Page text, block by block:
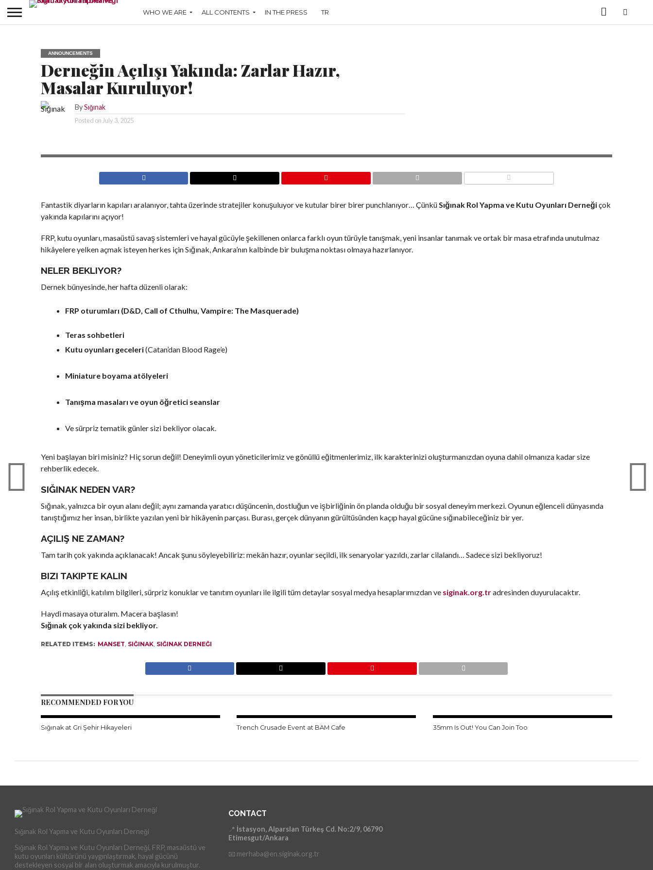
WHO WE ARE ALL CONTENTS IN THE PRESS TR
ANNOUNCEMENTS
Derneğin Açılışı Yakında: Zarlar Hazır,
Masalar Kuruluyor!
BySığınak
Posted on July 3, 2025
Fantastik diyarların kapıları aralanıyor, tahta üzerinde stratejiler konuşuluyor ve kutular birer birer punchlanıyor… ÇünküSığınak Rol Yapma ve Kutu Oyunları Derneğiçok
yakında kapılarını açıyor!
FRP, kutu oyunları, masaüstü savaş sistemleri ve hayal gücüyle şekillenen onlarca farklı oyun türüyle tanışmak, yeni insanlar tanımak ve ortak bir masa etrafında unutulmaz
hikâyelere yelken açmak isteyen herkes için Sığınak, Ankara’nın kalbinde bir buluşma noktası olmaya hazırlanıyor.
NELER BEKLIYOR?
Dernek bünyesinde, her hafta düzenli olarak:
FRP oturumları (D&D, Call of Cthulhu, Vampire: The Masquerade)
Teras sohbetleri
Kutu oyunları geceleri(Catan’dan Blood Rage’e)
Miniature boyama atölyeleri
Tanışma masaları ve oyun öğretici seanslar
Ve sürpriz tematik günler sizi bekliyor olacak.
Yeni başlayan biri misiniz? Hiç sorun değil! Deneyimli oyun yöneticilerimiz ve gönüllü eğitmenlerimiz, ilk karakterinizi oluşturmanızdan oyuna dahil olmanıza kadar size
rehberlik edecek.
SIĞINAK NEDEN VAR?
Sığınak, yalnızca bir oyun alanı değil; aynı zamanda yaratıcı düşüncenin, dostluğun ve işbirliğinin ön planda olduğu bir sosyal deneyim merkezi. Oyunun eğlenceli dünyasında
tanıştığımız her insan, birlikte yazılan yeni bir hikâyenin parçası. Burası, gerçek dünyanın gürültüsünden kaçıp hayal gücüne sığınabileceğiniz bir yer.
AÇILIŞ NE ZAMAN?
Tam tarih çok yakında açıklanacak! Ancak şunu söyleyebiliriz: mekân hazır, oyunlar seçildi, ilk senaryolar yazıldı, zarlar cilalandı… Sadece sizi bekliyoruz!
BIZI TAKIPTE KALIN
Açılış etkinliği, katılım bilgileri, sürpriz konuklar ve tanıtım oyunları ile ilgili tüm detaylar sosyal medya hesaplarımızdan ve siginak.org.tradresinden duyurulacaktır.
Haydi masaya oturalım. Macera başlasın!
Sığınak çok yakında sizi bekliyor.
RELATED ITEMS: MANSET, SIĞINAK, SIĞINAK DERNEĞI
RECOMMENDED FOR YOU
Sığınak at Gri Şehir Hikayeleri Trench Crusade Event at BAM Cafe 35mm Is Out! You Can Join Too
Sığınak Rol Yapma ve Kutu Oyunları Derneği
Sığınak Rol Yapma ve Kutu Oyunları Derneği, FRP, masaüstü ve
kutu oyunları kültürünü yaygınlaştırmak, hayal gücünü
destekleyen sosyal bir alan oluşturmak amacıyla kurulmuştur.
CONTACT
📍 İstasyon, Alparslan Türkeş Cd. No:2/9, 06790
Etimesgut/Ankara
📧 merhaba@en.siginak.org.tr